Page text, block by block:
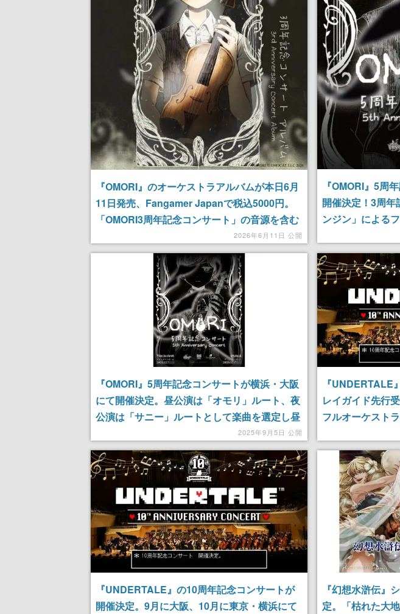
『OMORI』のオーケストラアルバムが本日6月
11日発売、Fangamer Japanで税込5000円。
「OMORI3周年記念コンサート」の音源を含む
2026年6月11日 公開
『OMORI』5周
開催決定！3周
ンジン」による
15日より東京・
開催
『OMORI』5周年記念コンサートが横浜・大阪
にて開催決定。昼公演は「オモリ」ルート、夜
公演は「サニー」ルートとして楽曲を選定し昼
夜で一部演奏プログラムが変化。3周年記念コ
ンサートと同じ「MUSIC エンジン」によるフ
ルオーケストラ
2025年9月5日 公開
『UNDERTALE
レイガイド先行
フルオーケスト
『UNDERTALE』の10周年記念コンサートが
開催決定。9月に大阪、10月に東京・横浜にて
『幻想水滸伝』
定。「枯れた大